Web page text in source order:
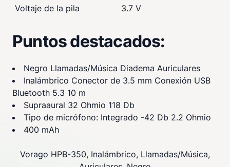
Voltaje de la pila 3.7 V
Puntos destacados:
Negro Llamadas/Música Diadema Auriculares
Inalámbrico Conector de 3.5 mm Conexión USB
Bluetooth 5.3 10 m
Supraaural 32 Ohmio 118 Db
Tipo de micrófono: Integrado -42 Db 2.2 Ohmio
400 mAh
Vorago HPB-350, Inalámbrico, Llamadas/Música,